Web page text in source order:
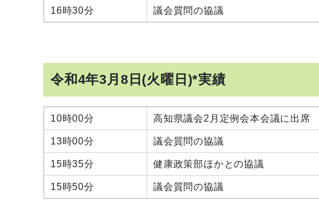
16時30分 議会質問の協議
令和4年3月8日(火曜日)*実績
10時00分 高知県議会2月定例会本会議に出席
13時00分 議会質問の協議
15時35分 健康政策部ほかとの協議
15時50分 議会質問の協議